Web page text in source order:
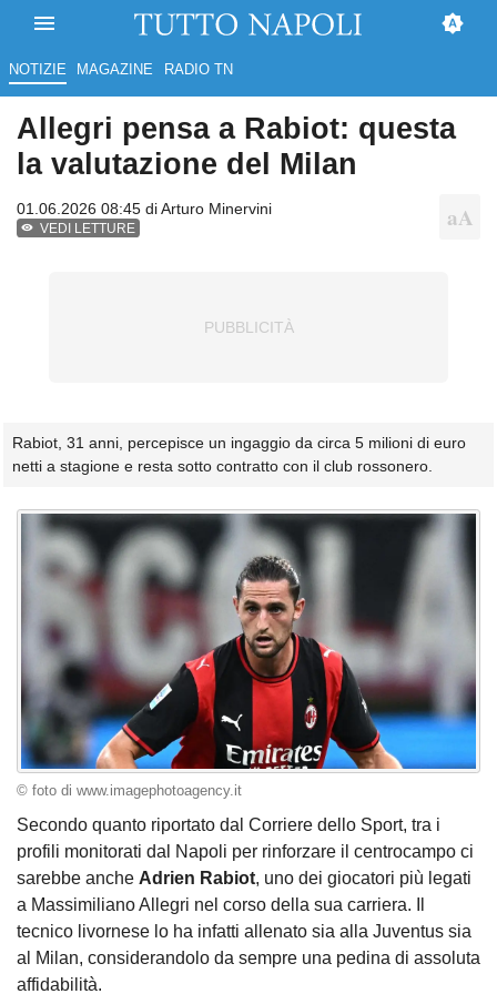
NOTIZIE MAGAZINE RADIO TN
Allegri pensa a Rabiot: questa
la valutazione del Milan
01.06.2026 08:45 diArturo Minervini
VEDI LETTURE
Rabiot, 31 anni, percepisce un ingaggio da circa 5 milioni di euro
netti a stagione e resta sotto contratto con il club rossonero.
© foto di www.imagephotoagency.it
Secondo quanto riportato dal Corriere dello Sport, tra i
profili monitorati dal Napoli per rinforzare il centrocampo ci
sarebbe anche Adrien Rabiot, uno dei giocatori più legati
a Massimiliano Allegri nel corso della sua carriera. Il
tecnico livornese lo ha infatti allenato sia alla Juventus sia
al Milan, considerandolo da sempre una pedina di assoluta
affidabilità.